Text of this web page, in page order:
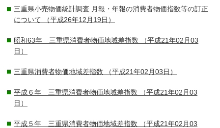
三重県小売物価統計調査 月報・年報の消費者物価指数等の訂正
について （平成26年12月19日）
昭和63年 三重県消費者物価地域差指数 （平成21年02月03
日）
三重県消費者物価地域差指数 （平成21年02月03日）
平成６年 三重県消費者物価地域差指数 （平成21年02月03
日）
平成５年 三重県消費者物価地域差指数 （平成21年02月03